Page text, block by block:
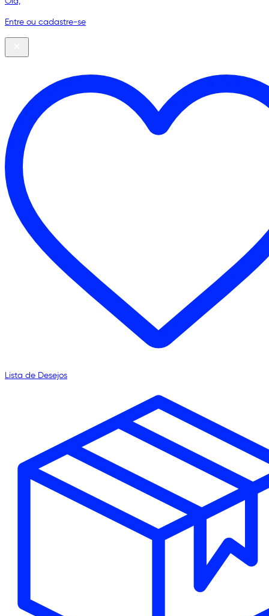
Entre ou cadastre-se
Lista de Desejos